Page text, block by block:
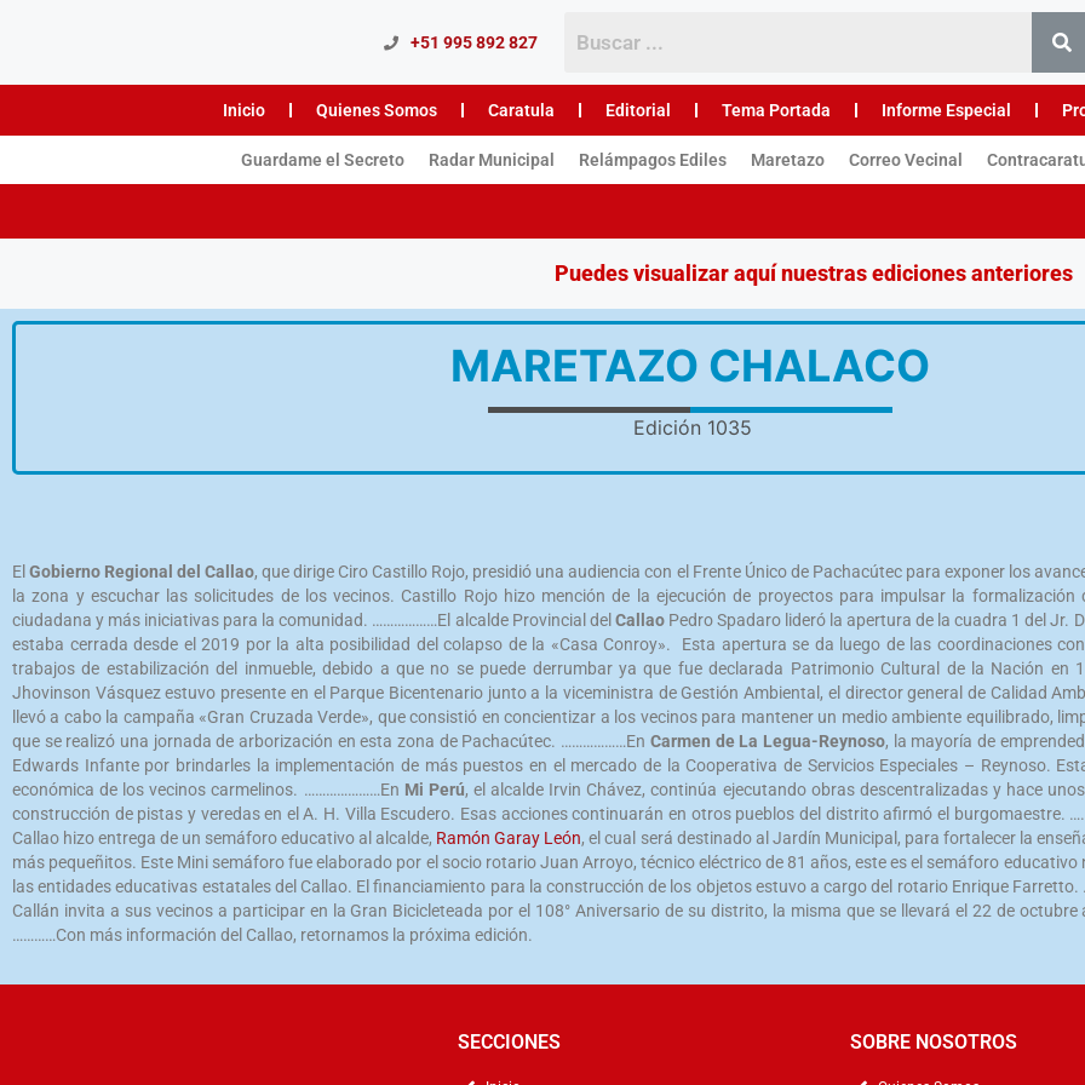
+51 995 892 827
Inicio Quienes Somos Caratula Editorial Tema Portada Informe Especial
Guardame el Secreto Radar Municipal Relámpagos Ediles Maretazo Correo Vecinal
Puedes visualizar aquí nuestras ediciones anteriores
MARETAZO CHALACO
Edición 1035
ElGobierno Regional del Callao, que dirige Ciro Castillo Rojo, presidió una audiencia con el Frente Único de Pachacútec para exponer los
la zona y escuchar las solicitudes de los vecinos. Castillo Rojo hizo mención de la ejecución de proyectos para impulsar la formalización
ciudadana y más iniciativas para la comunidad. ………………El alcalde Provincial del CallaoPedro Spadaro lideró la apertura de la cuadra 1 del Jr.
estaba cerrada desde el 2019 por la alta posibilidad del colapso de la «Casa Conroy». Esta apertura se da luego de las coordinaciones
trabajos de estabilización del inmueble, debido a que no se puede derrumbar ya que fue declarada Patrimonio Cultural de la Nación
Jhovinson Vásquez estuvo presente en el Parque Bicentenario junto a la viceministra de Gestión Ambiental, el director general de Calidad
llevó a cabo la campaña «Gran Cruzada Verde», que consistió en concientizar a los vecinos para mantener un medio ambiente equilibrado,
que se realizó una jornada de arborización en esta zona de Pachacútec. ………………En Carmen de La Legua-Reynoso, la mayoría de
Edwards Infante por brindarles la implementación de más puestos en el mercado de la Cooperativa de Servicios Especiales – Reynoso.
económica de los vecinos carmelinos. …………………En Mi Perú, el alcalde Irvin Chávez, continúa ejecutando obras descentralizadas y hace
construcción de pistas y veredas en el A. H. Villa Escudero. Esas acciones continuarán en otros pueblos del distrito afirmó el burgomaestre.
Callao hizo entrega de un semáforo educativo al alcalde, Ramón Garay León, el cual será destinado al Jardín Municipal, para fortalecer la
más pequeñitos. Este Mini semáforo fue elaborado por el socio rotario Juan Arroyo, técnico eléctrico de 81 años, este es el semáforo
las entidades educativas estatales del Callao. El financiamiento para la construcción de los objetos estuvo a cargo del rotario Enrique
Callán invita a sus vecinos a participar en la Gran Bicicleteada por el 108° Aniversario de su distrito, la misma que se llevará el 22 de
…………Con más información del Callao, retornamos la próxima edición.
SECCIONES SOBRE NOSOTROS